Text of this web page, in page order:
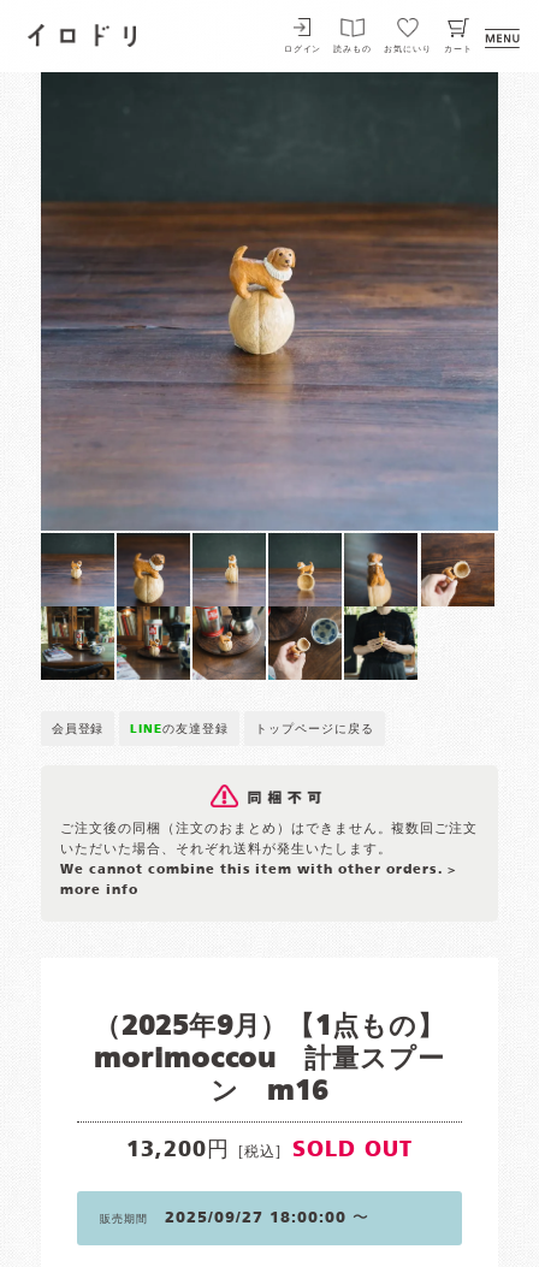
イロドリ
ログイン 読みもの お気にいり カート
会員登録 LINEの友達登録 トップページに戻る
ご注文後の同梱（注文のおまとめ）はできません。複数回ご注文
いただいた場合、それぞれ送料が発生いたします。
We cannot combine this item with other orders. >
more info
（2025年9月）【1点もの】
morimoccou 計量スプー
ン m16
13,200円 [税込] SOLD OUT
販売期間 2025/09/27 18:00:00 〜